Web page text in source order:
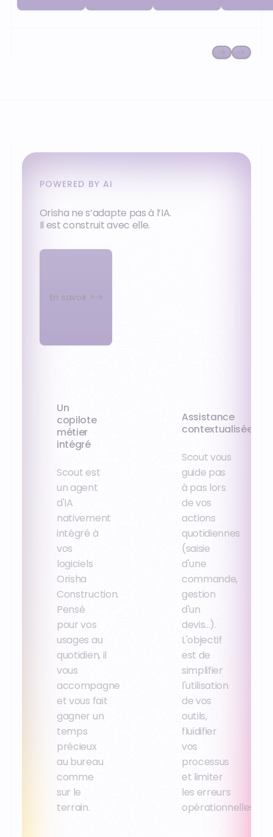
facturation.
POWERED BY AI
Orisha ne s’adapte pas à l’IA.
Il est construit avec elle.
En savoir +
Un
copilote
métier
intégré
Scout est
un agent
d'IA
nativement
intégré à
vos
logiciels
Orisha
Construction.
Pensé
pour vos
usages au
quotidien, il
vous
accompagne
et vous fait
gagner un
temps
précieux
au bureau
comme
sur le
terrain.
Assistance
contextualisée
Scout vous
guide pas
à pas lors
de vos
actions
quotidiennes
(saisie
d'une
commande,
gestion
d'un
devis...).
L'objectif
est de
simplifier
l'utilisation
de vos
outils,
fluidifier
vos
processus
et limiter
les erreurs
opérationnelles.